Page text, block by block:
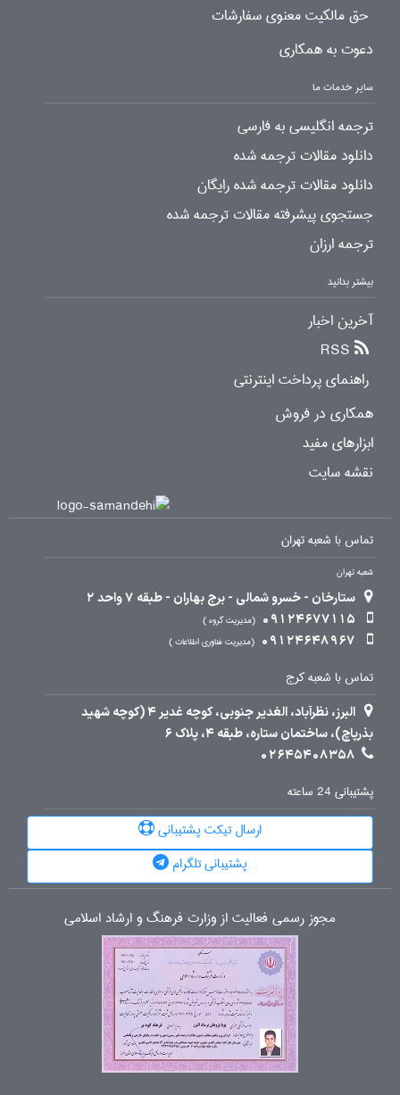
حق مالکیت معنوی سفارشات
دعوت به همکاری
سایر خدمات ما
ترجمه انگلیسی به فارسی
دانلود مقالات ترجمه شده
دانلود مقالات ترجمه شده رایگان
جستجوی پیشرفته مقالات ترجمه شده
ترجمه ارزان
بیشتر بدانید
آخرین اخبار
RSS
راهنمای پرداخت اینترنتی
همکاری در فروش
ابزارهای مفید
نقشه سایت
تماس با شعبه تهران
شعبه تهران
ستارخان - خسرو شمالی - برج بهاران - طبقه 7 واحد 2
09124677115
مدیریت گروه
09124648967 مدیریت فناوری اطلاعات
تماس با شعبه کرج
البرز، نظرآباد، الغدیر جنوبی، کوچه غدیر 4 (کوچه شهید
بذرپاچ)، ساختمان ستاره، طبقه 4، پلاک 6
02645408358
پشتیبانی 24 ساعته
ارسال تیکت پشتیبانی
پشتیبانی تلگرام
مجوز رسمی فعالیت از وزارت فرهنگ و ارشاد اسلامی